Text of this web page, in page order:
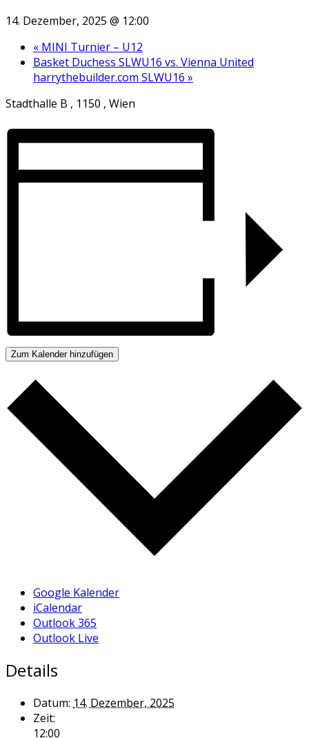
14. Dezember, 2025 @ 12:00
« MINI Turnier – U12
Basket Duchess SLWU16 vs. Vienna United
harrythebuilder.com SLWU16 »
Stadthalle B , 1150 , Wien
Zum Kalender hinzufügen
Google Kalender
iCalendar
Outlook 365
Outlook Live
Details
Datum: 14. Dezember, 2025
Zeit:
12:00